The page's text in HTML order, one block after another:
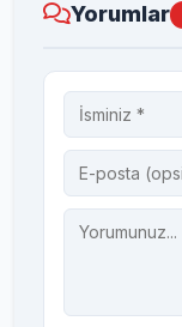
Yorumlar